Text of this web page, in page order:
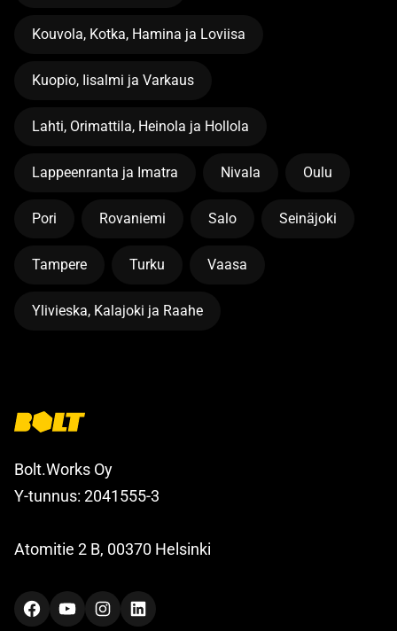
Kouvola, Kotka, Hamina ja Loviisa
Kuopio, Iisalmi ja Varkaus
Lahti, Orimattila, Heinola ja Hollola
Lappeenranta ja Imatra Nivala Oulu
Pori Rovaniemi Salo Seinäjoki
Tampere Turku Vaasa
Ylivieska, Kalajoki ja Raahe
Bolt.Works Oy
Y-tunnus: 2041555-3
Atomitie 2 B, 00370 Helsinki
FacebookYouTubeInstagramLinkedIn